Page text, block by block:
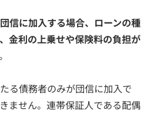
信に加入する場合、ローンの種
金利の上乗せや保険料の負担が
る債務者のみが団信に加入で
ません。連帯保証人である配偶